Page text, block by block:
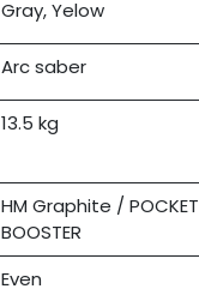
Gray, Yelow
Arc saber
13.5 kg
HM Graphite /
BOOSTER
Even